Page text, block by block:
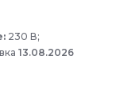
230 В;
13.08.2026